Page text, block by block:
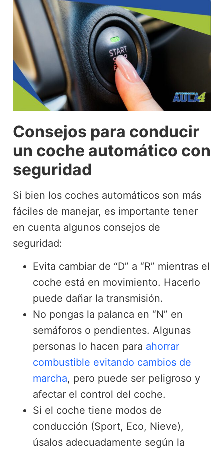
Consejos para conducir
un coche automático con
seguridad
Si bien los coches automáticos son más
fáciles de manejar, es importante tener
en cuenta algunos consejos de
seguridad:
Evita cambiar de “D” a “R” mientras el
coche está en movimiento. Hacerlo
puede dañar la transmisión.
No pongas la palanca en “N” en
semáforos o pendientes. Algunas
personas lo hacen para ahorrar
combustible evitando cambios de
marcha, pero puede ser peligroso y
afectar el control del coche.
Si el coche tiene modos de
conducción (Sport, Eco, Nieve),
úsalos adecuadamente según la